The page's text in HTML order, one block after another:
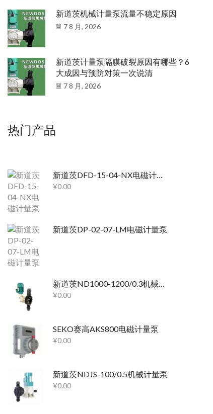
新道茨机械计量泵流量不稳定原因
7 8 月, 2026
新道茨计量泵隔膜破裂原因有哪些？6
大成因与预防对策一次说清
7 8 月, 2026
热门产品
新道茨DFD-15-04-NX电磁计量泵
¥0.00
新道茨DP-02-07-LM电磁计量泵
新道茨ND1000-1200/0.3机械计量泵
¥0.00
SEKO赛高AKS800电磁计量泵
¥0.00
新道茨NDJS-100/0.5机械计量泵
¥0.00